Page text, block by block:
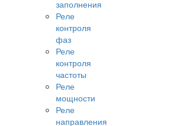
заполнения
Реле
контроля
фаз
Реле
контроля
частоты
Реле
мощности
Реле
направления